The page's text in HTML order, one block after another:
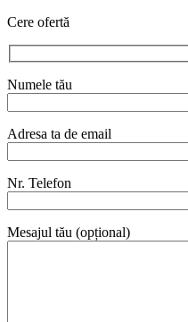
Cere ofertă
Numele tău
Adresa ta de email
Nr. Telefon
Mesajul tău (opțional)